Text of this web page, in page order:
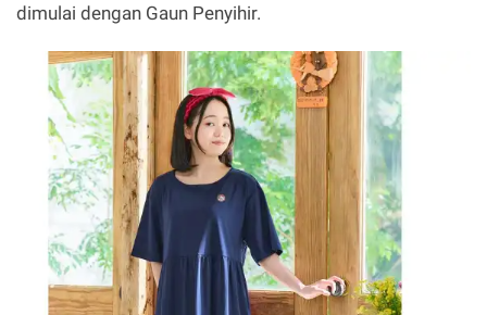
dimulai dengan Gaun Penyihir.